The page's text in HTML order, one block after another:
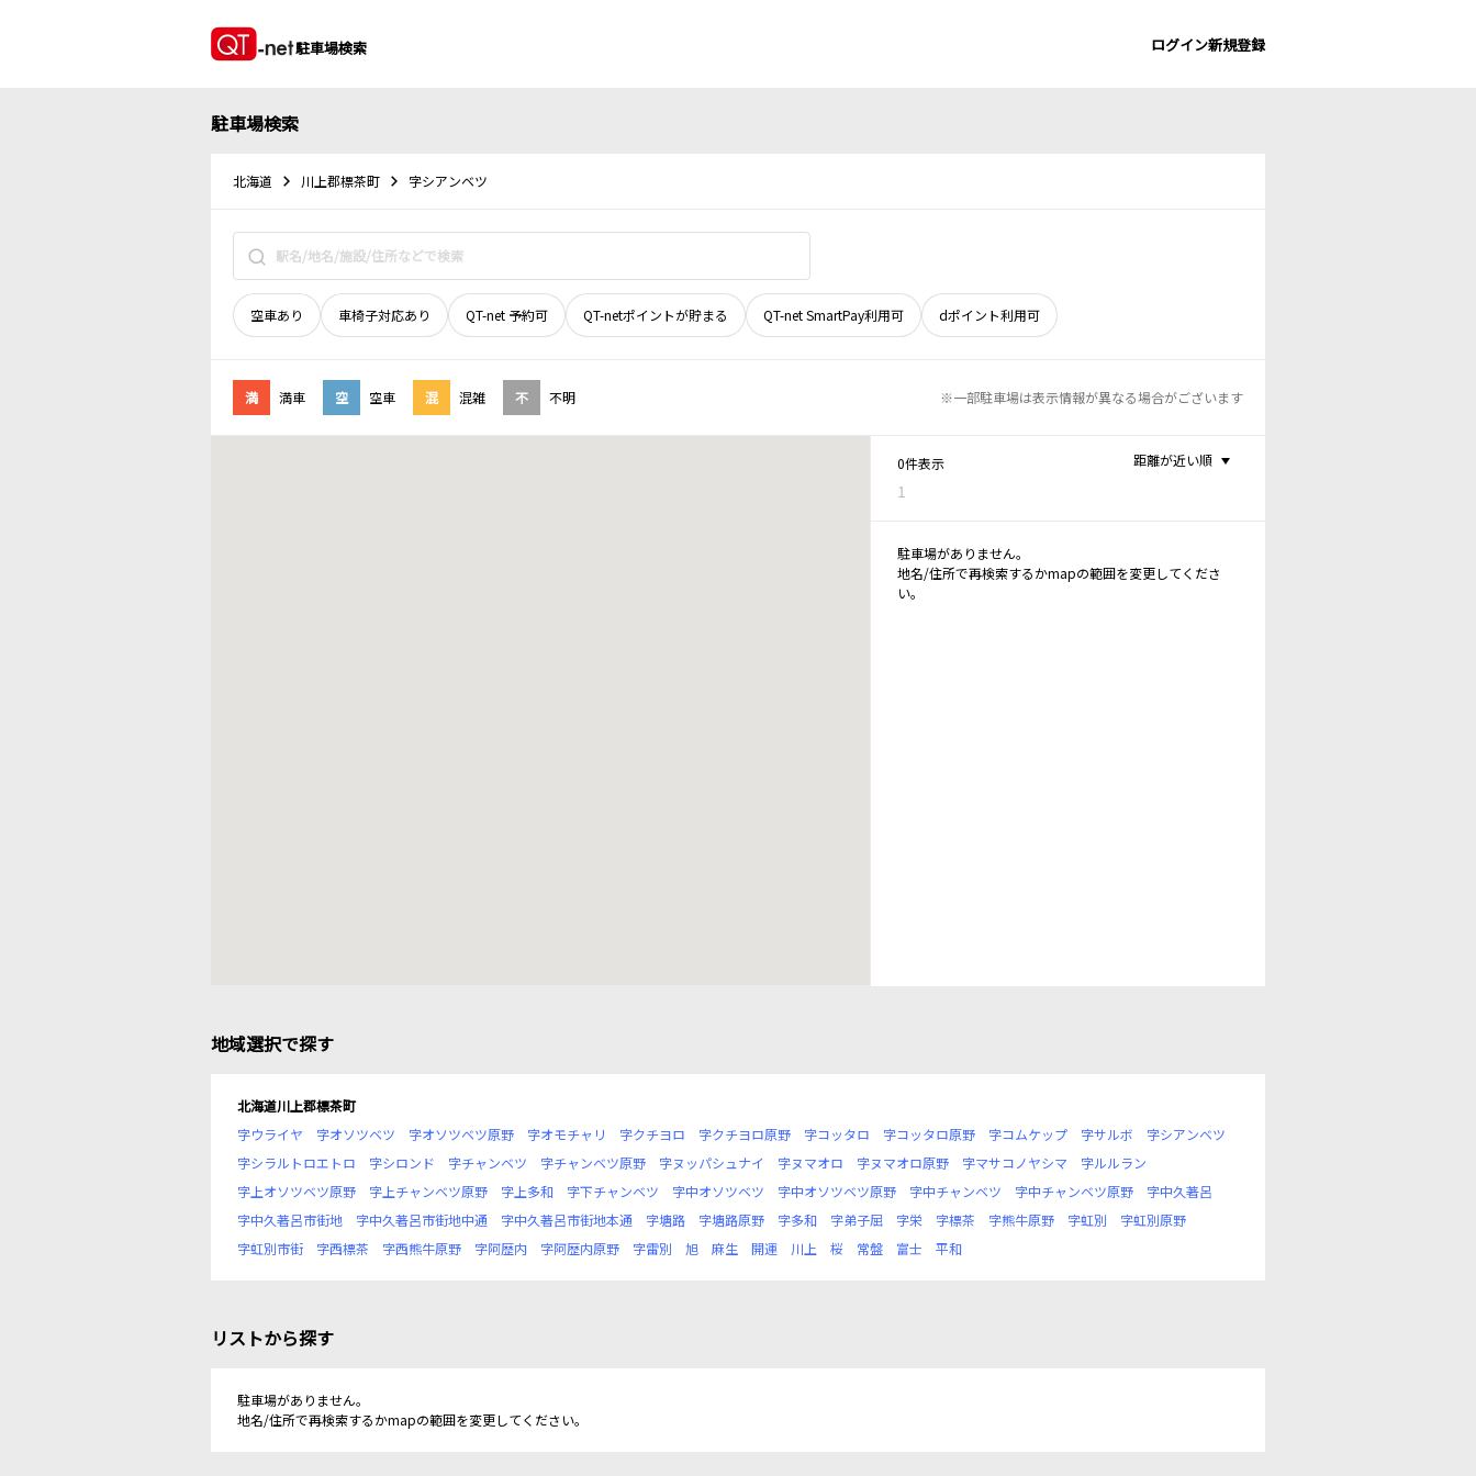
駐車場検索 ログイン新規登録
駐車場検索
北海道 川上郡標茶町 字シアンベツ
空車あり 車椅子対応あり QT-net 予約可 QT-netポイントが貯まる QT-net SmartPay利用可 dポイント利用可
満 満車 空 空車 混 混雑 不 不明 ※一部駐車場は表示情報が異なる場合がございます
0件表示
1
距離が近い順
駐車場がありません。
地名/住所で再検索するかmapの範囲を変更してくださ
い。
地域選択で探す
北海道川上郡標茶町
字ウライヤ
字オソツベツ 字オソツベツ原野 字オモチャリ 字クチヨロ 字クチヨロ原野 字コッタロ 字コッタロ原野 字コムケップ 字サルボ
字シアンベツ
字シラルトロエトロ
字シロンド 字チャンベツ 字チャンベツ原野 字ヌッパシュナイ 字ヌマオロ 字ヌマオロ原野 字マサコノヤシマ
字ルルラン
字上オソツベツ原野
字上チャンベツ原野 字上多和 字下チャンベツ 字中オソツベツ 字中オソツベツ原野 字中チャンベツ 字中チャンベツ原野
字中久著呂
字中久著呂市街地
字中久著呂市街地中通 字中久著呂市街地本通 字塘路 字塘路原野 字多和 字弟子屈 字栄 字標茶 字熊牛原野 字虹別
字虹別原野
字虹別市街
字西標茶 字西熊牛原野 字阿歴内 字阿歴内原野 字雷別 旭 麻生 開運 川上 桜 常盤 富士 平和
リストから探す
駐車場がありません。
地名/住所で再検索するかmapの範囲を変更してください。